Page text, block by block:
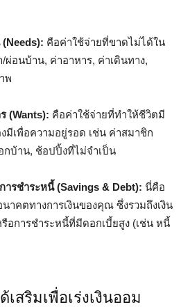
คือค่าใช้จ่ายที่ขาดไม่ได้ใน
/ผ่อนบ้าน, ค่าอาหาร, ค่าเดินทาง,
พ
(Wants): คือค่าใช้จ่ายที่ทำให้ชีวิตมี
มีเพื่อความอยู่รอด เช่น ค่าสมาชิก
บ้าน, ช้อปปิ้งที่ไม่จำเป็น
ารชำระหนี้ (Savings & Debt): นี่คือ
คตทางการเงินของคุณ ซึ่งรวมถึงเงิน
อการชำระหนี้ที่มีดอกเบี้ยสูง (เช่น หนี้
สริมเพื่อเร่งเงินออม